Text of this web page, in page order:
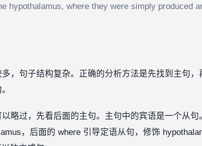
hypothalamus, where they were simply produced
，句子结构复杂。正确的分析方法是先找到主句，
略过，先看后面的主句。主句中的宾语是一个从
，后面的 where 引导定语从句，修饰